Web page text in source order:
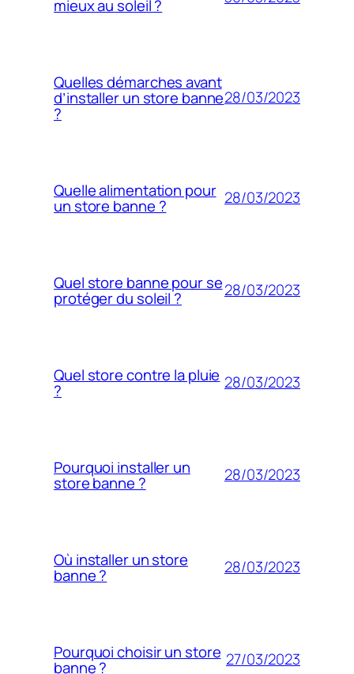
mieux au soleil ?
Quelles démarches avant
d’installer un store banne
?
28/03/2023
Quelle alimentation pour
un store banne ? 28/03/2023
Quel store banne pour se
protéger du soleil ? 28/03/2023
Quel store contre la pluie
? 28/03/2023
Pourquoi installer un
store banne ? 28/03/2023
Où installer un store
banne ? 28/03/2023
Pourquoi choisir un store
banne ? 27/03/2023